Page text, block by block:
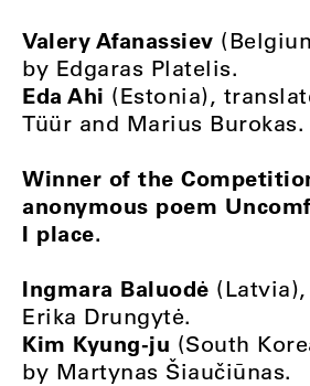
Valery Afanassiev
by Edgaras Platelis.
Eda Ahi (Estonia),
Tüür and Marius Burokas.
Winner of the
anonymous poem
I place.
Ingmara Baluodė
Erika Drungytė.
Kim Kyung-ju (South
by Martynas Šiaučiūnas.